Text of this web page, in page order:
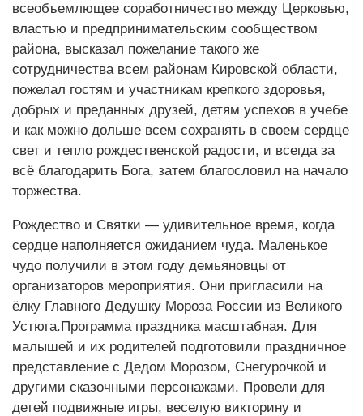
всеобъемлющее соработничество между Церковью,
властью и предпринимательским сообществом
района, высказал пожелание такого же
сотрудничества всем районам Кировской области,
пожелал гостям и участникам крепкого здоровья,
добрых и преданных друзей, детям успехов в учебе
и как можно дольше всем сохранять в своем сердце
свет и тепло рождественской радости, и всегда за
всё благодарить Бога, затем благословил на начало
торжества.
Рождество и Святки — удивительное время, когда
сердце наполняется ожиданием чуда. Маленькое
чудо получили в этом году демьяновцы от
организаторов мероприятия. Они пригласили на
ёлку Главного Дедушку Мороза России из Великого
Устюга.Программа праздника масштабная. Для
малышей и их родителей подготовили праздничное
представление с Дедом Морозом, Снегурочкой и
другими сказочными персонажами. Провели для
детей подвижные игры, веселую викторину и